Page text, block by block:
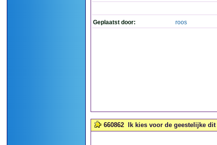
Geplaatst door: roos
660862 Ik kies voor de geestelijke